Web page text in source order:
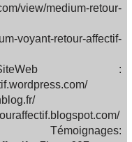
view/medium-retour-
retour-affectif-
: